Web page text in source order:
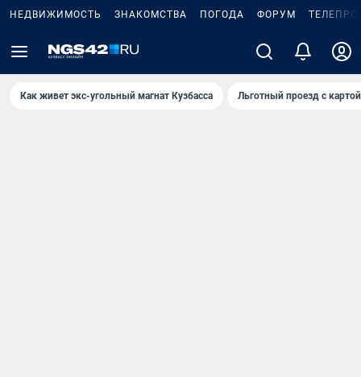
НЕДВИЖИМОСТЬ ЗНАКОМСТВА ПОГОДА ФОРУМ
Как живет экс-угольный магнат Кузбасса Льготный проезд с